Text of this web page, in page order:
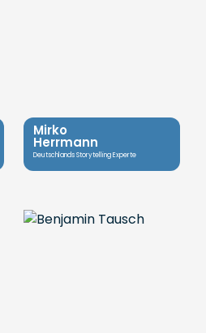
Mirko
Herrmann
Deutschlands Storytelling Experte